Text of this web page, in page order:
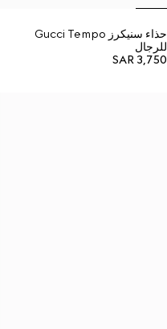
حذاء سنيكرز Gucci Tempo
للرجال
SAR 3,750